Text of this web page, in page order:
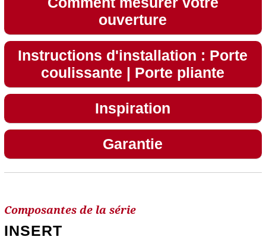
ouverture
Instructions d'installation : Porte
coulissante | Porte pliante
Inspiration
Garantie
Composantes de la série
INSERT